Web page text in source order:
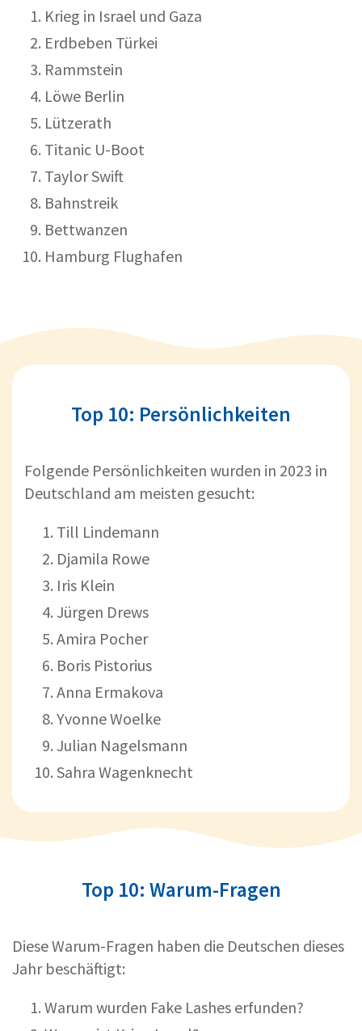
Krieg in Israel und Gaza
Erdbeben Türkei
Rammstein
Löwe Berlin
Lützerath
Titanic U-Boot
Taylor Swift
Bahnstreik
Bettwanzen
Hamburg Flughafen
Top 10: Persönlichkeiten
Folgende Persönlichkeiten wurden in 2023 in
Deutschland am meisten gesucht:
Till Lindemann
Djamila Rowe
Iris Klein
Jürgen Drews
Amira Pocher
Boris Pistorius
Anna Ermakova
Yvonne Woelke
Julian Nagelsmann
Sahra Wagenknecht
Top 10: Warum-Fragen
Diese Warum-Fragen haben die Deutschen dieses
Jahr beschäftigt:
Warum wurden Fake Lashes erfunden?